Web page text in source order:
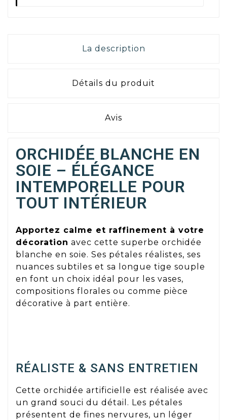
La description
Détails du produit
Avis
ORCHIDÉE BLANCHE EN
SOIE – ÉLÉGANCE
INTEMPORELLE POUR
TOUT INTÉRIEUR
Apportez calme et raffinement à votre
décoration avec cette superbe orchidée
blanche en soie. Ses pétales réalistes, ses
nuances subtiles et sa longue tige souple
en font un choix idéal pour les vases,
compositions florales ou comme pièce
décorative à part entière.
RÉALISTE & SANS ENTRETIEN
Cette orchidée artificielle est réalisée avec
un grand souci du détail. Les pétales
présentent de fines nervures, un léger